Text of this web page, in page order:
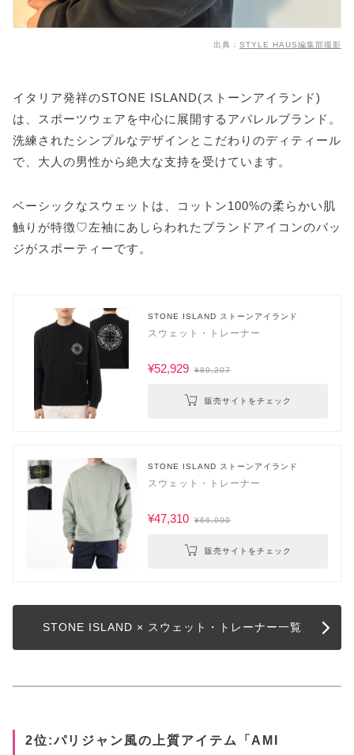
出典： STYLE HAUS編集部撮影
イタリア発祥のSTONE ISLAND(ストーンアイランド)
は、スポーツウェアを中心に展開するアパレルブランド。
洗練されたシンプルなデザインとこだわりのディティール
で、大人の男性から絶大な支持を受けています。
ベーシックなスウェットは、コットン100%の柔らかい肌
触りが特徴♡左袖にあしらわれたブランドアイコンのバッ
ジがスポーティーです。
STONE ISLAND ストーンアイランド
スウェット・トレーナー
¥52,929 ¥89,207
販売サイトをチェック
STONE ISLAND ストーンアイランド
スウェット・トレーナー
¥47,310 ¥66,000
販売サイトをチェック
STONE ISLAND × スウェット・トレーナー一覧
2位:パリジャン風の上質アイテム「AMI